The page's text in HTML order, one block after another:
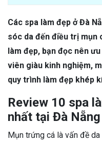
Các spa làm đẹp ở Đà
sóc da đến điều trị mụn
làm đẹp, bạn đọc nên
viên giàu kinh nghiệm,
quy trình làm đẹp khép
Review 10 spa
nhất tại Đà Nẵng
Mụn trứng cá là vấn đề